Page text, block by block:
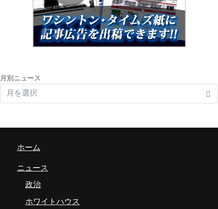
月別ニュース
ホーム
ニュース
政治
ホワイトハウス